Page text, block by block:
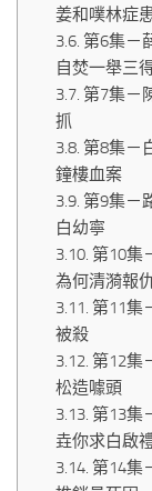
姜和噗林症
第6集－
自焚一舉三
第7集－
抓
第8集－
鐘樓血案
第9集－
白幼寧
第10集
為何清漪報
第11集
被殺
第12集
松造噱頭
第13集
垚你求白啟
第14集